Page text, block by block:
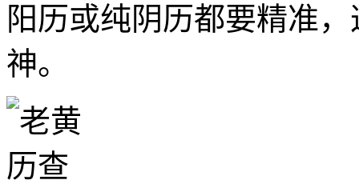
阳历或纯阴历都要精准
神。